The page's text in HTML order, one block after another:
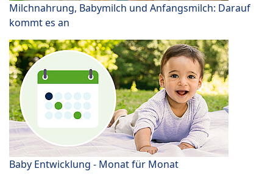
Milchnahrung, Babymilch und Anfangsmilch: Darauf
kommt es an
Baby Entwicklung - Monat für Monat